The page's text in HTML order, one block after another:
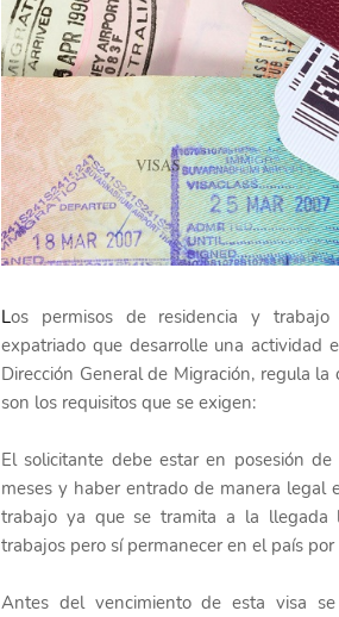
Los permisos de residencia y trabajo
expatriado que desarrolle una actividad
Dirección General de Migración, regula
son los requisitos que se exigen:
El solicitante debe estar en posesión
meses y haber entrado de manera legal
trabajo ya que se tramita a la llegada
trabajos pero sí permanecer en el país
Antes del vencimiento de esta visa